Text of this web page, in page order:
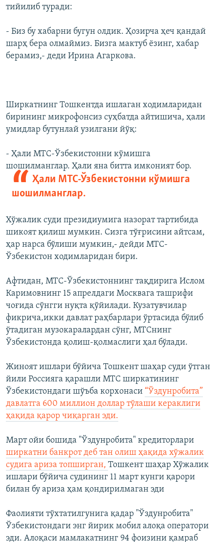
тийилиб туради:
- Биз бу хабарни бугун олдик. Ҳозирча ҳеч қандай
шарҳ бера олмаймиз. Бизга мактуб ёзинг, хабар
берамиз,- деди Ирина Агаркова.
Ширкатнинг Тошкентда ишлаган ходимларидан
бирининг микрофонсиз суҳбатда айтишича, ҳали
умидлар бутунлай узилгани йўқ:
- Ҳали МТС-Ўзбекистонни кўмишга
шошилманглар.
Ҳали МТС-Ўзбекистонни кўмишга
шошилманглар.
Ҳали яна битта имконият бор.
Хўжалик суди президиумига назорат тартибида
шикоят қилиш мумкин. Сизга тўғрисини айтсам,
ҳар нарса бўлиши мумкин,- дейди МТС-
Ўзбекистон ходимларидан бири.
Афтидан, МТС-Ўзбекистоннинг тақдирига Ислом
Каримовнинг 15 апрелдаги Москвага ташрифи
чоғида сўнгги нуқта қўйилади. Кузатувчилар
фикрича,икки давлат раҳбарлари ўртасида бўлиб
ўтадиган музокаралардан сўнг, МТСнинг
Ўзбекистонда қолиш-қолмаслиги ҳал бўлади.
Жиноят ишлари бўйича Тошкент шаҳар суди ўтган
йили Россияга қарашли МТС ширкатининг
Ўзбекистондаги шўъба корхонаси “Ўздунробита”
давлатга 600 миллион доллар тўлаши кераклиги
ҳақида қарор чиқарган эди.
Март ойи бошида "Ўздунробита" кредиторлари
ширкатни банкрот деб тан олиш ҳақида хўжалик
судига ариза топширган, Тошкент шаҳар Хўжалик
ишлари бўйича судининг 11 март кунги қарори
билан бу ариза ҳам қондирилмаган эди
Фаолияти тўхтатилгунига қадар "Ўздунробита"
Ўзбекистондаги энг йирик мобил алоқа оператори
эди. Алоқаси мамлакатнинг 94 фоизини қамраб